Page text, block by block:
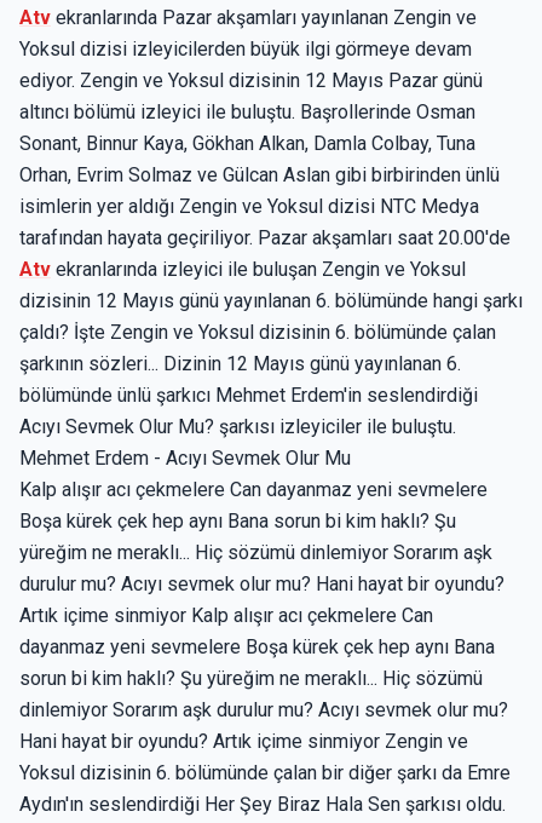
Atv ekranlarında Pazar akşamları yayınlanan Zengin ve
Yoksul dizisi izleyicilerden büyük ilgi görmeye devam
ediyor. Zengin ve Yoksul dizisinin 12 Mayıs Pazar günü
altıncı bölümü izleyici ile buluştu. Başrollerinde Osman
Sonant, Binnur Kaya, Gökhan Alkan, Damla Colbay, Tuna
Orhan, Evrim Solmaz ve Gülcan Aslan gibi birbirinden ünlü
isimlerin yer aldığı Zengin ve Yoksul dizisi NTC Medya
tarafından hayata geçiriliyor. Pazar akşamları saat 20.00'de
Atv ekranlarında izleyici ile buluşan Zengin ve Yoksul
dizisinin 12 Mayıs günü yayınlanan 6. bölümünde hangi şarkı
çaldı? İşte Zengin ve Yoksul dizisinin 6. bölümünde çalan
şarkının sözleri... Dizinin 12 Mayıs günü yayınlanan 6.
bölümünde ünlü şarkıcı Mehmet Erdem'in seslendirdiği
Acıyı Sevmek Olur Mu? şarkısı izleyiciler ile buluştu.
Mehmet Erdem - Acıyı Sevmek Olur Mu
Kalp alışır acı çekmelere Can dayanmaz yeni sevmelere
Boşa kürek çek hep aynı Bana sorun bi kim haklı? Şu
yüreğim ne meraklı... Hiç sözümü dinlemiyor Sorarım aşk
durulur mu? Acıyı sevmek olur mu? Hani hayat bir oyundu?
Artık içime sinmiyor Kalp alışır acı çekmelere Can
dayanmaz yeni sevmelere Boşa kürek çek hep aynı Bana
sorun bi kim haklı? Şu yüreğim ne meraklı... Hiç sözümü
dinlemiyor Sorarım aşk durulur mu? Acıyı sevmek olur mu?
Hani hayat bir oyundu? Artık içime sinmiyor Zengin ve
Yoksul dizisinin 6. bölümünde çalan bir diğer şarkı da Emre
Aydın'ın seslendirdiği Her Şey Biraz Hala Sen şarkısı oldu.